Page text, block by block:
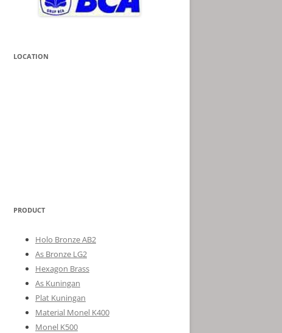
LOCATION
PRODUCT
Holo Bronze AB2
As Bronze LG2
Hexagon Brass
As Kuningan
Plat Kuningan
Material Monel K400
Monel K500